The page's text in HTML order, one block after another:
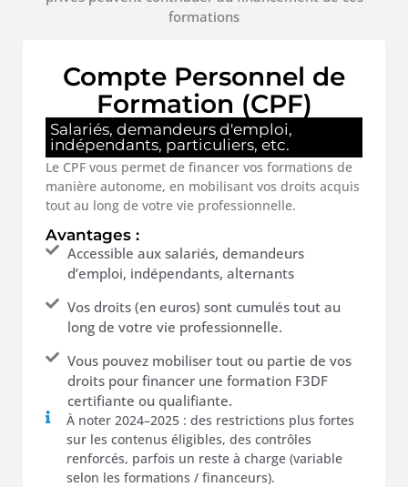
formations
Compte Personnel de
Formation (CPF)
Salariés, demandeurs d'emploi,
indépendants, particuliers, etc.
Le CPF vous permet de financer vos formations de
manière autonome, en mobilisant vos droits acquis
tout au long de votre vie professionnelle.
Avantages :
Accessible aux salariés, demandeurs
d’emploi, indépendants, alternants
Vos droits (en euros) sont cumulés tout au
long de votre vie professionnelle.
Vous pouvez mobiliser tout ou partie de vos
droits pour financer une formation F3DF
certifiante ou qualifiante.
À noter 2024–2025 : des restrictions plus fortes
sur les contenus éligibles, des contrôles
renforcés, parfois un reste à charge (variable
selon les formations / financeurs).